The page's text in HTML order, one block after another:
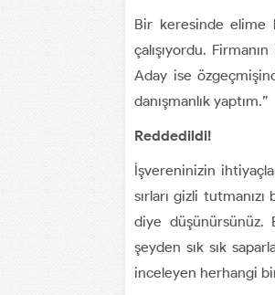
Bir keresinde elime
çalışıyordu.
Aday ise
danışmanlık yaptım.”
Reddedildi!
İşvereninizin
sırları gizli
diye düşünürsünüz.
şeyden sık sık
inceleyen herhangi